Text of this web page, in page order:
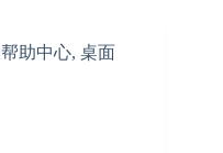
帮助中心, 桌面